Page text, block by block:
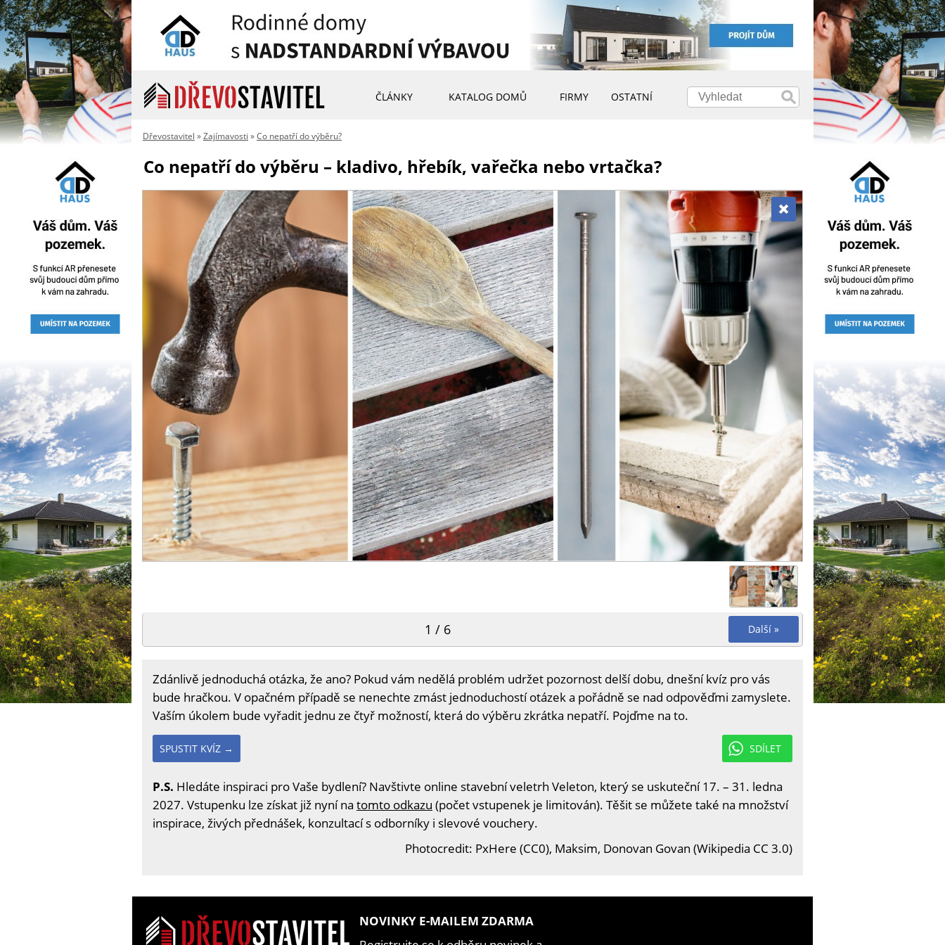
ČLÁNKY KATALOG DOMŮ FIRMY OSTATNÍ
Dřevostavitel »Zajímavosti »Co nepatří do výběru?
Co nepatří do výběru – kladivo, hřebík, vařečka nebo vrtačka?
Další »
1 / 6
Zdánlivě jednoduchá otázka, že ano? Pokud vám nedělá problém udržet pozornost delší dobu, dnešní kvíz pro vás
bude hračkou. V opačném případě se nenechte zmást jednoduchostí otázek a pořádně se nad odpověďmi zamyslete.
Vaším úkolem bude vyřadit jednu ze čtyř možností, která do výběru zkrátka nepatří. Pojďme na to.
SDÍLET
SPUSTIT KVÍZ →
P.S. Hledáte inspiraci pro Vaše bydlení? Navštivte online stavební veletrh Veleton, který se uskuteční 17. – 31. ledna
2027. Vstupenku lze získat již nyní na tomto odkazu (počet vstupenek je limitován). Těšit se můžete také na množství
inspirace, živých přednášek, konzultací s odborníky i slevové vouchery.
Photocredit: PxHere (CC0), Maksim, Donovan Govan (Wikipedia CC 3.0)
NOVINKY E-MAILEM ZDARMA